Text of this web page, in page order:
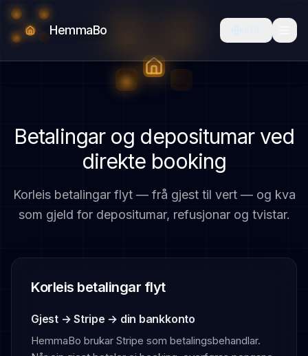
HemmaBo
Betalingar og depositumar ved
direkte booking
Korleis betalingar flyt — frå gjest til vert — og kva
som gjeld for depositumar, refusjonar og tvistar.
Korleis betalingar flyt
Gjest → Stripe → din bankkonto
HemmaBo brukar Stripe som betalingsbehandlar.